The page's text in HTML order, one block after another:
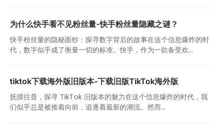
为什么快手看不见粉丝量-快手粉丝量隐藏之谜？
快手粉丝量的隐秘面纱：探寻数字背后的故事在这个信息爆炸的时
代，数字似乎成了衡量一切的标准。快手，作为一款备受欢...
tiktok下载海外版旧版本-下载旧版TikTok海外版
抚摸往昔，探寻 TikTok 旧版本的魅力在这个信息爆炸的时代，我
们似乎总是被推着向前，追逐着最新的潮流。然而...